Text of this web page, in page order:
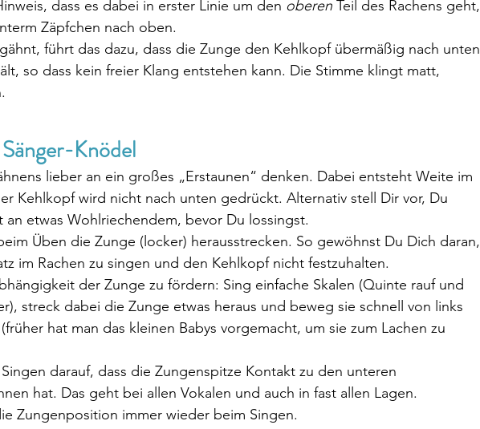
dass es dabei in erster Linie um den oberen Teil des Rachens geht,
Zäpfchen nach oben.
führt das dazu, dass die Zunge den Kehlkopf übermäßig nach unten
so dass kein freier Klang entstehen kann. Die Stimme klingt matt,
Knödel
lieber an ein großes „Erstaunen“ denken. Dabei entsteht Weite im
Kehlkopf wird nicht nach unten gedrückt. Alternativ stell Dir vor, Du
an etwas Wohlriechendem, bevor Du lossingst.
im Rachen zu singen und den Kehlkopf nicht festzuhalten.
der Zunge zu fördern: Sing einfache Skalen (Quinte rauf und
streck dabei die Zunge etwas heraus und beweg sie schnell von links
hat man das kleinen Babys vorgemacht, um sie zum Lachen zu
darauf, dass die Zungenspitze Kontakt zu den unteren
hat. Das geht bei allen Vokalen und auch in fast allen Lagen.
Zungenposition immer wieder beim Singen.